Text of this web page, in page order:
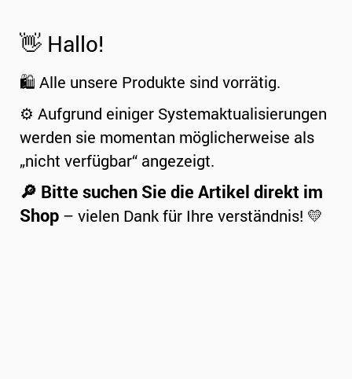
👋 Hallo!
🛍️ Alle unsere Produkte sind vorrätig.
⚙️ Aufgrund einiger Systemaktualisierungen
werden sie momentan möglicherweise als
„nicht verfügbar“ angezeigt.
🔎 Bitte suchen Sie die Artikel direkt im
Shop – vielen Dank für Ihre verständnis! 💛